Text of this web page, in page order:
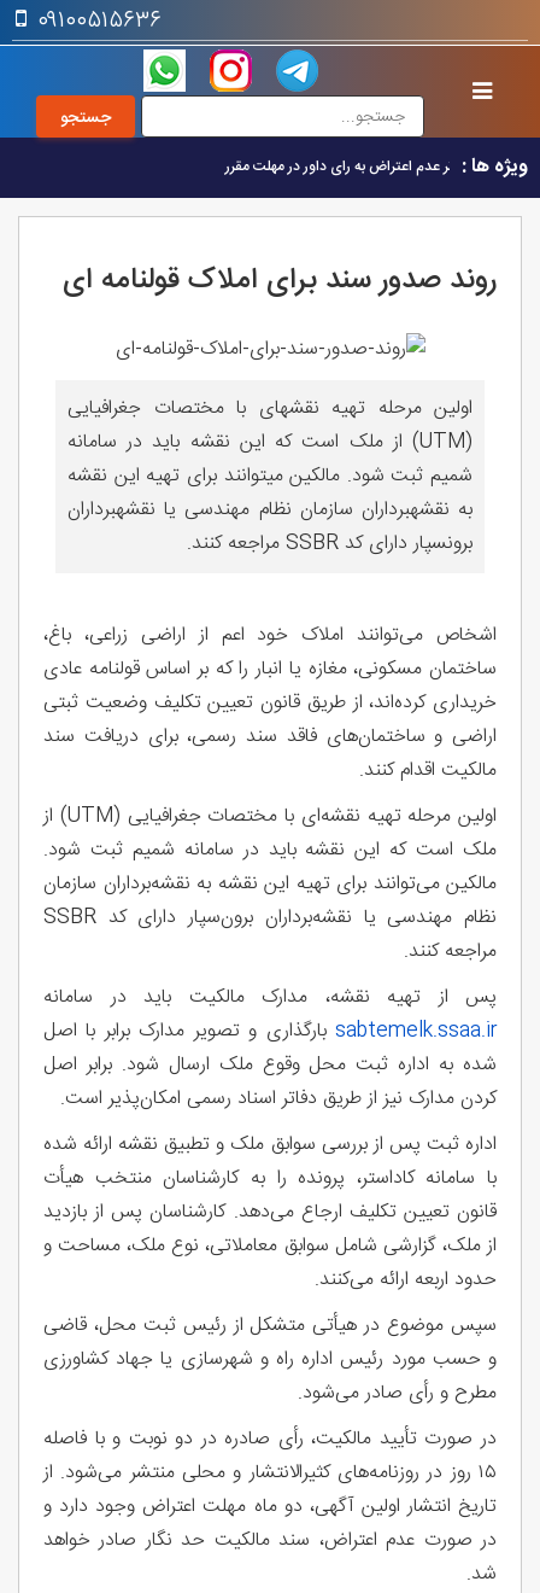
۰۹۱۰۰۵۱۵۶۳۶
ویژه ها : اثر عدم اعتراض به رای داور در مهلت مقرر
روند صدور سند برای املاک قولنامه ای
اولین مرحله تهیه نقشهای با مختصات جغرافیایی
(UTM) از ملک است که این نقشه باید در سامانه
شمیم ثبت شود. مالکین میتوانند برای تهیه این نقشه
به نقشهبرداران سازمان نظام مهندسی یا نقشهبرداران
برونسپار دارای کد SSBR مراجعه کنند.
اشخاص می‌توانند املاک خود اعم از اراضی زراعی، باغ،
ساختمان مسکونی، مغازه یا انبار را که بر اساس قولنامه عادی
خریداری کرده‌اند، از طریق قانون تعیین تکلیف وضعیت ثبتی
اراضی و ساختمان‌های فاقد سند رسمی، برای دریافت سند
مالکیت اقدام کنند.
اولین مرحله تهیه نقشه‌ای با مختصات جغرافیایی (UTM) از
ملک است که این نقشه باید در سامانه شمیم ثبت شود.
مالکین می‌توانند برای تهیه این نقشه به نقشه‌برداران سازمان
نظام مهندسی یا نقشه‌برداران برون‌سپار دارای کد SSBR
مراجعه کنند.
پس از تهیه نقشه، مدارک مالکیت باید در سامانه
sabtemelk.ssaa.ir بارگذاری و تصویر مدارک برابر با اصل
شده به اداره ثبت محل وقوع ملک ارسال شود. برابر اصل
کردن مدارک نیز از طریق دفاتر اسناد رسمی امکان‌پذیر است.
اداره ثبت پس از بررسی سوابق ملک و تطبیق نقشه ارائه شده
با سامانه کاداستر، پرونده را به کارشناسان منتخب هیأت
قانون تعیین تکلیف ارجاع می‌دهد. کارشناسان پس از بازدید
از ملک، گزارشی شامل سوابق معاملاتی، نوع ملک، مساحت و
حدود اربعه ارائه می‌کنند.
سپس موضوع در هیأتی متشکل از رئیس ثبت محل، قاضی
و حسب مورد رئیس اداره راه و شهرسازی یا جهاد کشاورزی
مطرح و رأی صادر می‌شود.
در صورت تأیید مالکیت، رأی صادره در دو نوبت و با فاصله
۱۵ روز در روزنامه‌های کثیرالانتشار و محلی منتشر می‌شود. از
تاریخ انتشار اولین آگهی، دو ماه مهلت اعتراض وجود دارد و
در صورت عدم اعتراض، سند مالکیت حد نگار صادر خواهد
شد.